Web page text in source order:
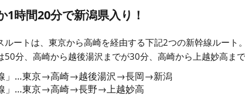
1時間20分で新潟県入り！
ルートは、東京から高崎を経由する下記2つの新幹線ルート。
50分、高崎から越後湯沢までが30分、高崎から上越妙高ま
線」…東京→高崎→越後湯沢→長岡→新潟
線」…東京→高崎→長野→上越妙高